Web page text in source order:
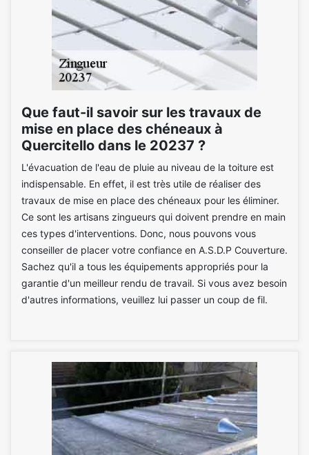
Que faut-il savoir sur les travaux de
mise en place des chéneaux à
Quercitello dans le 20237 ?
L'évacuation de l'eau de pluie au niveau de la toiture est
indispensable. En effet, il est très utile de réaliser des
travaux de mise en place des chéneaux pour les éliminer.
Ce sont les artisans zingueurs qui doivent prendre en main
ces types d'interventions. Donc, nous pouvons vous
conseiller de placer votre confiance en A.S.D.P Couverture.
Sachez qu'il a tous les équipements appropriés pour la
garantie d'un meilleur rendu de travail. Si vous avez besoin
d'autres informations, veuillez lui passer un coup de fil.